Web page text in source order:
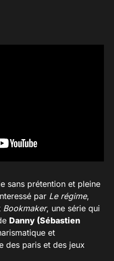
sans prétention et pleine
par Le régime,
Bookmaker, une série qui
Danny (Sébastien
et
des paris et des jeux